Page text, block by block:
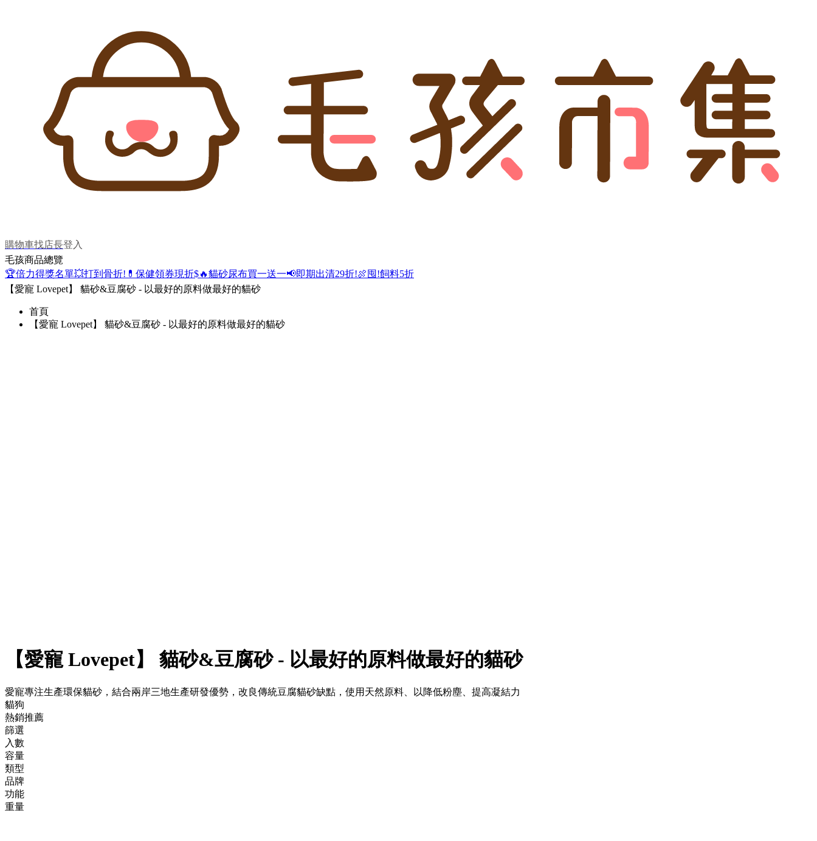
購物車找店長登入
毛孩商品總覽
🏆倍力得獎名單💥打到骨折! 💊保健領券現折$🔥貓砂尿布買一送一📢即期出清29折!🍖囤!飼料5折
【愛寵 Lovepet】 貓砂&豆腐砂 - 以最好的原料做最好的貓砂
首頁
【愛寵 Lovepet】 貓砂&豆腐砂 - 以最好的原料做最好的貓砂
【愛寵 Lovepet】 貓砂&豆腐砂 - 以最好的原料做最好的貓砂
愛寵專注生產環保貓砂，結合兩岸三地生產研發優勢，改良傳統豆腐貓砂缺點，使用天然原料、以降低粉塵、提高凝結力
貓狗
熱銷推薦
篩選
入數
容量
類型
品牌
功能
重量